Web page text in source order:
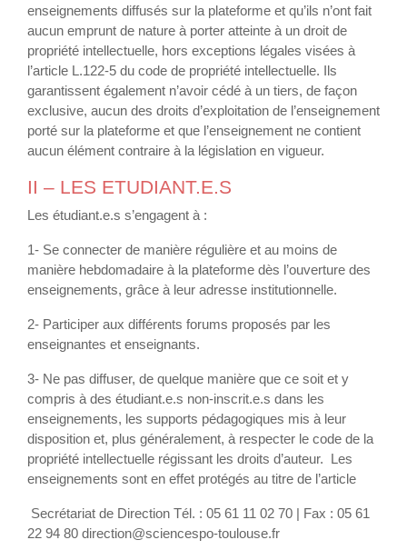
enseignements diffusés sur la plateforme et qu’ils n’ont fait
aucun emprunt de nature à porter atteinte à un droit de
propriété intellectuelle, hors exceptions légales visées à
l’article L.122-5 du code de propriété intellectuelle. Ils
garantissent également n’avoir cédé à un tiers, de façon
exclusive, aucun des droits d’exploitation de l’enseignement
porté sur la plateforme et que l’enseignement ne contient
aucun élément contraire à la législation en vigueur.
II – LES ETUDIANT.E.S
Les étudiant.e.s s’engagent à :
1- Se connecter de manière régulière et au moins de
manière hebdomadaire à la plateforme dès l’ouverture des
enseignements, grâce à leur adresse institutionnelle.
2- Participer aux différents forums proposés par les
enseignantes et enseignants.
3- Ne pas diffuser, de quelque manière que ce soit et y
compris à des étudiant.e.s non-inscrit.e.s dans les
enseignements, les supports pédagogiques mis à leur
disposition et, plus généralement, à respecter le code de la
propriété intellectuelle régissant les droits d’auteur. Les
enseignements sont en effet protégés au titre de l’article
Secrétariat de Direction Tél. : 05 61 11 02 70 | Fax : 05 61
22 94 80 direction@sciencespo-toulouse.fr